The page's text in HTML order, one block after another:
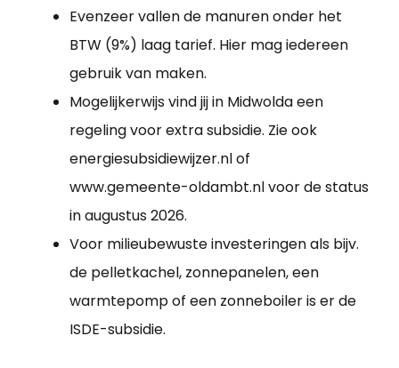
Evenzeer vallen de manuren onder het
BTW (9%) laag tarief. Hier mag iedereen
gebruik van maken.
Mogelijkerwijs vind jij in Midwolda een
regeling voor extra subsidie. Zie ook
energiesubsidiewijzer.nl of
www.gemeente-oldambt.nl voor de status
in augustus 2026.
Voor milieubewuste investeringen als bijv.
de pelletkachel, zonnepanelen, een
warmtepomp of een zonneboiler is er de
ISDE-subsidie.